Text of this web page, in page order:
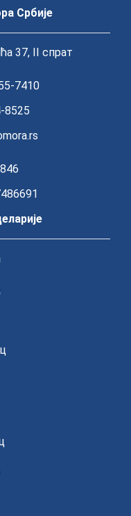
Србије
37, II спрат
7410
8525